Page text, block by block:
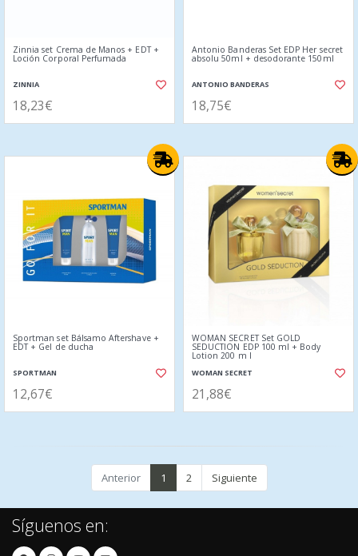
Zinnia set Crema de Manos + EDT +
Loción Corporal Perfumada
ZINNIA
18,23€
Antonio Banderas Set EDP Her secret
absolu 50ml + desodorante 150ml
ANTONIO BANDERAS
18,75€
Sportman set Bálsamo Aftershave +
EDT + Gel de ducha
SPORTMAN
12,67€
WOMAN SECRET Set GOLD
SEDUCTION EDP 100 ml + Body
Lotion 200 m l
WOMAN SECRET
21,88€
Anterior 1 2 Siguiente
Síguenos en: